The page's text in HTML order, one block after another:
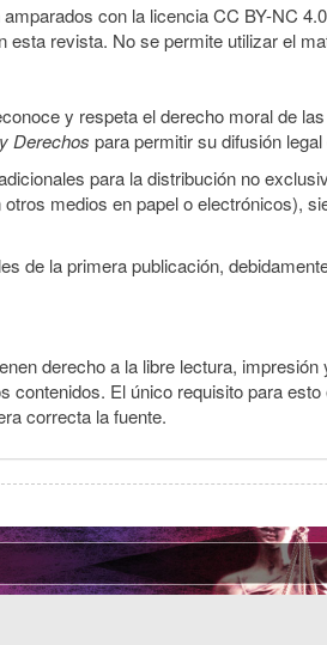
con la licencia CC BY-NC
revista. No se permite utilizar el
y respeta el derecho moral de
Derechos para permitir su difusión
para la distribución no
medios en papel o electrónicos),
de la primera publicación,
derecho a la libre lectura,
contenidos. El único requisito para
correcta la fuente.